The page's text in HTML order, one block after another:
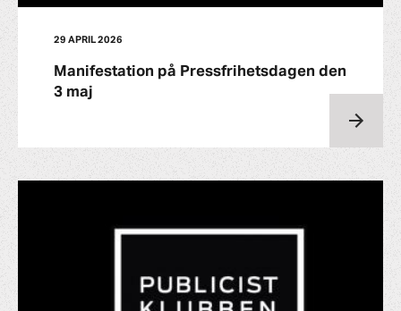
29 APRIL 2026
Manifestation på Pressfrihetsdagen den
3 maj